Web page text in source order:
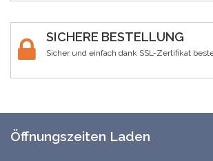
SICHERE BESTELLUNG
Sicher und einfach dank SSL-Zertifikat
Öffnungszeiten Laden